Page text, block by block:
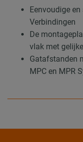
Eenvoudige
Verbindingen
De
vlak met
Gatafstanden
MPC en MPR